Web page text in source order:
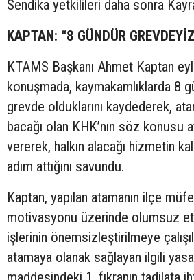
Sendika yetkilileri daha sonra
KAPTAN: “8 GÜNDÜR
KTAMS Başkanı Ahmet Kaptan
konuşmada, kaymakamlıklarda 8
grevde olduklarını kaydederek,
bacağı olan KHK’nın söz konusu
vererek, halkın alacağı hizmetin
adım attığını savundu.
Kaptan, yapılan atamanın ilçe
motivasyonu üzerinde olumsuz
işlerinin önemsizleştirilmeye
atamaya olanak sağlayan ilgili